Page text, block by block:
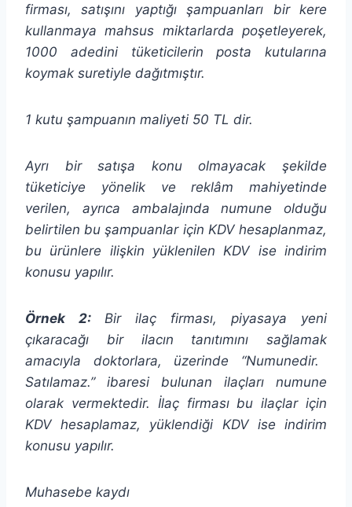
firması, satışını yaptığı şampuanları bir kere
kullanmaya mahsus miktarlarda poşetleyerek,
1000 adedini tüketicilerin posta kutularına
koymak suretiyle dağıtmıştır.
1 kutu şampuanın maliyeti 50 TL dir.
Ayrı bir satışa konu olmayacak şekilde
tüketiciye yönelik ve reklâm mahiyetinde
verilen, ayrıca ambalajında numune olduğu
belirtilen bu şampuanlar için KDV hesaplanmaz,
bu ürünlere ilişkin yüklenilen KDV ise indirim
konusu yapılır.
Örnek 2: Bir ilaç firması, piyasaya yeni
çıkaracağı bir ilacın tanıtımını sağlamak
amacıyla doktorlara, üzerinde “Numunedir.
Satılamaz.” ibaresi bulunan ilaçları numune
olarak vermektedir. İlaç firması bu ilaçlar için
KDV hesaplamaz, yüklendiği KDV ise indirim
konusu yapılır.
Muhasebe kaydı